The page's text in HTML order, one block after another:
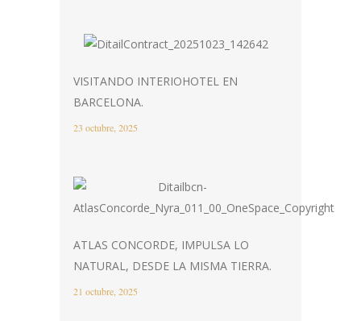
VISITANDO INTERIOHOTEL EN
BARCELONA.
23 octubre, 2025
ATLAS CONCORDE, IMPULSA LO
NATURAL, DESDE LA MISMA TIERRA.
21 octubre, 2025